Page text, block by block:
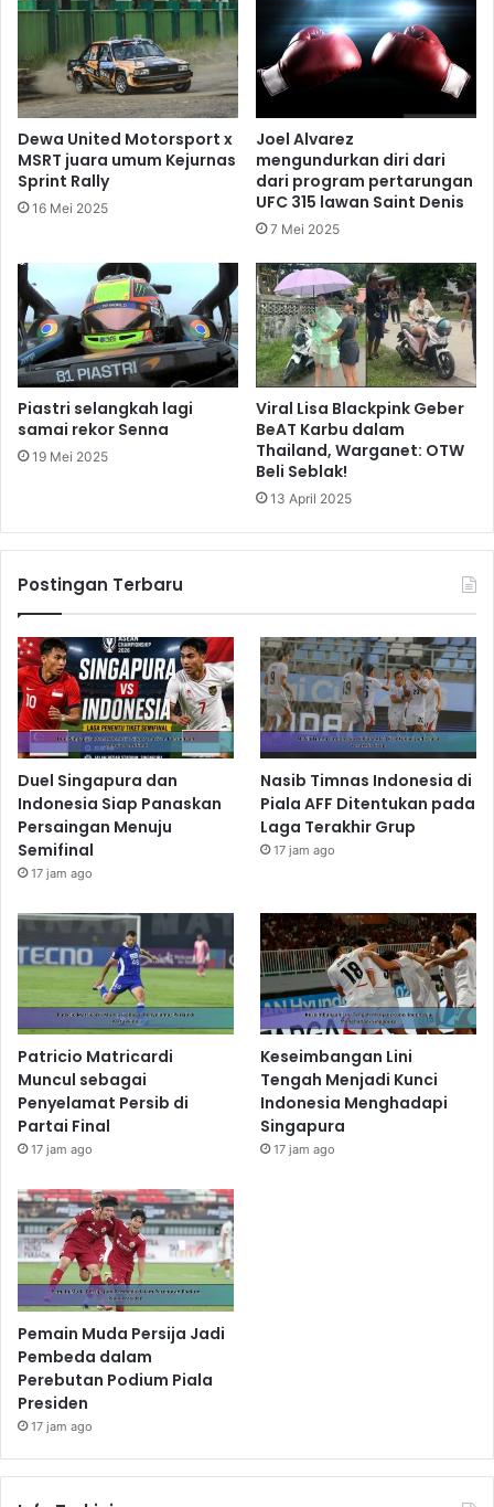
Dewa United Motorsport x
MSRT juara umum Kejurnas
Sprint Rally
16 Mei 2025
Joel Alvarez
mengundurkan diri dari
dari program pertarungan
UFC 315 lawan Saint Denis
7 Mei 2025
Piastri selangkah lagi
samai rekor Senna
19 Mei 2025
Viral Lisa Blackpink Geber
BeAT Karbu dalam
Thailand, Warganet: OTW
Beli Seblak!
13 April 2025
Postingan Terbaru
Duel Singapura dan
Indonesia Siap Panaskan
Persaingan Menuju
Semifinal
17 jam ago
Nasib Timnas Indonesia di
Piala AFF Ditentukan pada
Laga Terakhir Grup
17 jam ago
Patricio Matricardi
Muncul sebagai
Penyelamat Persib di
Partai Final
17 jam ago
Keseimbangan Lini
Tengah Menjadi Kunci
Indonesia Menghadapi
Singapura
17 jam ago
Pemain Muda Persija Jadi
Pembeda dalam
Perebutan Podium Piala
Presiden
17 jam ago